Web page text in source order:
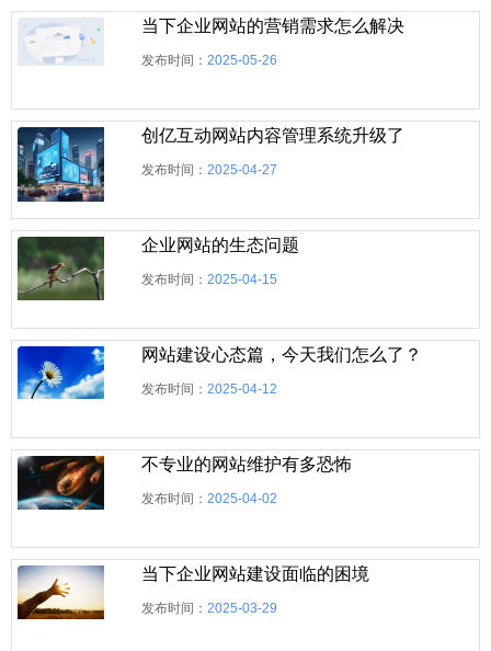
当下企业网站的营销需求怎么解决
发布时间：2025-05-26
创亿互动网站内容管理系统升级了
发布时间：2025-04-27
企业网站的生态问题
发布时间：2025-04-15
网站建设心态篇，今天我们怎么了？
发布时间：2025-04-12
不专业的网站维护有多恐怖
发布时间：2025-04-02
当下企业网站建设面临的困境
发布时间：2025-03-29